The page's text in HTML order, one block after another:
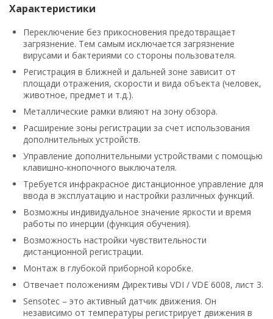
Характеристики
Переключение без прикосновения предотвращает
загрязнение. Тем самым исключается загрязнение
вирусами и бактериями со стороны пользователя.
Регистрация в ближней и дальней зоне зависит от
площади отражения, скорости и вида объекта (человек,
животное, предмет и т.д.).
Металлические рамки влияют на зону обзора.
Расширение зоны регистрации за счет использования
дополнительных устройств.
Управление дополнительными устройствами с помощью
клавишно-кнопочного выключателя.
Требуется инфракрасное дистанционное управление для
ввода в эксплуатацию и настройки различных функций.
Возможны индивидуальное значение яркости и время
работы по инерции (функция обучения).
Возможность настройки чувствительности
дистанционной регистрации.
Монтаж в глубокой приборной коробке.
Отвечает положениям Директивы VDI / VDE 6008, лист 3.
Sensotec – это активный датчик движения. Он
независимо от температуры регистрирует движения в